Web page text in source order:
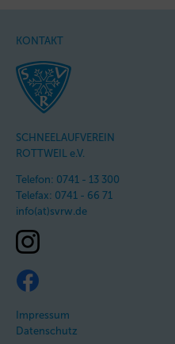
KONTAKT
SCHNEELAUFVEREIN
ROTTWEIL e.V.
Telefon: 0741 - 13 300
Telefax: 0741 - 66 71
info(at)svrw.de
Impressum
Datenschutz